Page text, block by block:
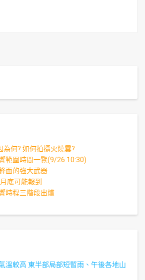
為何? 如何拍攝火燒雲?
範圍時間一覽(9/26 10:30)
面的強大武器
底可能報到
時程三階段出爐
溫較高 東半部局部短暫雨、午後各地山